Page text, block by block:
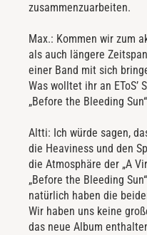
zusammenzuarbeiten.
Max.: Kommen wir zum
als auch längere
einer Band mit sich
Was wolltet ihr an
„Before the Bleeding
Altti: Ich würde sagen,
die Heaviness und den
die Atmosphäre der „A
„Before the Bleeding
natürlich haben die
Wir haben uns keine
das neue Album